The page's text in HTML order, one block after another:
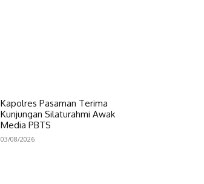
Kapolres Pasaman Terima
Kunjungan Silaturahmi Awak
Media PBTS
03/08/2026